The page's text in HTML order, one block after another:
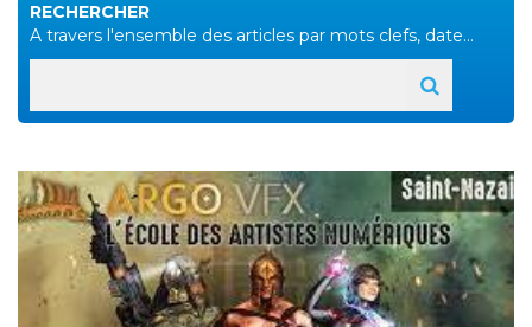
RECHERCHER
A travers l'ensemble des articles par mots clefs, date...